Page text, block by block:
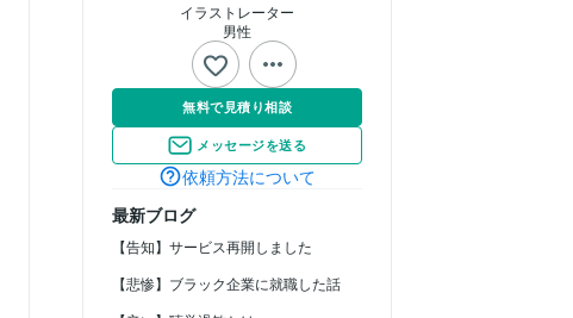
イラストレーター
男性
無料で見積り相談
メッセージを送る
依頼方法について
最新ブログ
【告知】サービス再開しました
【悲惨】ブラック企業に就職した話